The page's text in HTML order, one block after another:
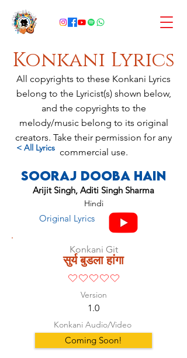
Konkani Lyrics
All copyrights to these Konkani Lyrics
belong to the Lyricist(s) shown below,
and the copyrights to the
melody/music belong to its original
creators. Take their permission for any
commercial use.
< All Lyrics
Sooraj Dooba Hain
Arijit Singh, Aditi Singh Sharma
Hindi
Original Lyrics
Konkani Git
सुर्य बुडला हांगा
No ratings yet
Version
1.0
Konkani Audio/Video
Coming Soon!